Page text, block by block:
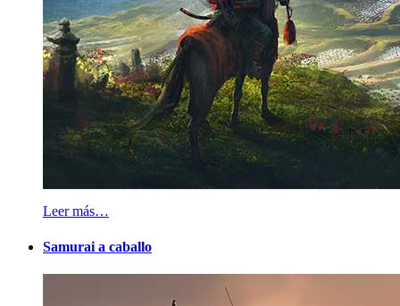
Leer más…
Samurai a caballo